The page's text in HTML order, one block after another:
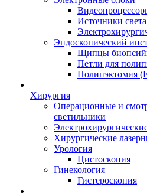
Источники света
Эндоскопический
Щипцы
Петли для
Полипэктомия
Хирургия
Операционные и
светильники
Хирургические
Урология
Цистоскопия
Гинекология
Гистероскопия